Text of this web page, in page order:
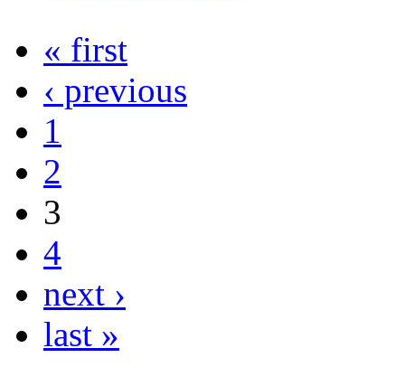
« first
‹ previous
1
2
3
4
next ›
last »